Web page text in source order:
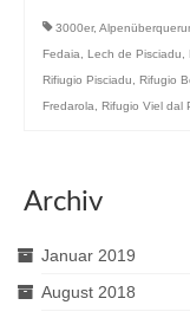
3000er,
Fedaia, Lech de Pisciadu,
Rifiugio Pisciadu, Rifugio
Fredarola, Rifugio Viel dal
Archiv
Januar 2019
August 2018